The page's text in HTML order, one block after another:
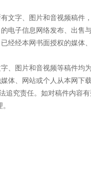
文字、图片和音视频稿件
电子信息网络发布、出售
经本网书面授权的媒体
、图片和音视频等稿件均
体、网站或个人从本网下
究责任。如对稿件内容